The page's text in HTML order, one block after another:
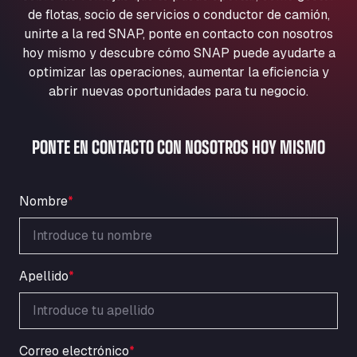
Aqua Ariva GmbH
Marie-Curie-Straße 24, 68219
Aral Autohof Bockel
An der Autobahn 1, 27404
ARAL Autohof Bockenem
ARAL Autohof Merklingen
Nellinger Str. 24, 89188
Schellweilerstraße 1, 66871
ARAL Tankstelle - XXL Truckwash.de
GmbH
Ardleigh South Services
a120 westbound, CO77SL
Area 47 Hermanos Rico
Autovia A4 km 47, 28300
de flotas, socio de servicios o conductor de camión,
unirte a la red SNAP, ponte en contacto con nosotros
hoy mismo y descubre cómo SNAP puede ayudarte a
optimizar las operaciones, aumentar la eficiencia y
abrir nuevas oportunidades para tu negocio.
PONTE EN CONTACTO CON NOSOTROS HOY MISMO
Nombre*
Apellido*
Correo electrónico*